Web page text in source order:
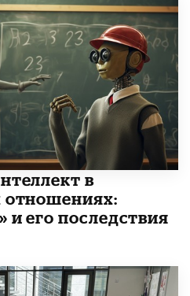
в
отношениях:
и его последствия